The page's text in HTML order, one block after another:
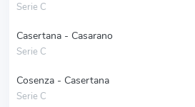
Serie C
Casertana - Casarano
Serie C
Cosenza - Casertana
Serie C